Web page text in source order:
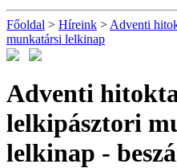
Főoldal > Híreink > Adventi
munkatársi lelkinap
Adventi
lelkipásztori
lelkinap -